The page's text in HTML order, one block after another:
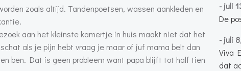
zoals altijd. Tandenpoetsen, wassen aankleden en
aan het kleinste kamertje in huis maakt niet dat het
als je pijn hebt vraag je maar of juf mama belt dan
ben. Dat is geen probleem want papa blijft tot half tien
- juli
De
- juli
Viva
dat